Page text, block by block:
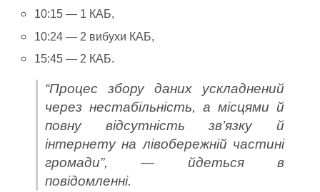
10:15 — 1 КАБ,
10:24 — 2 вибухи КАБ,
15:45 — 2 КАБ.
“Процес збору даних ускладнений
через нестабільність, а місцями й
повну відсутність зв’язку й
інтернету на лівобережній частині
громади”, — йдеться в
повідомленні.